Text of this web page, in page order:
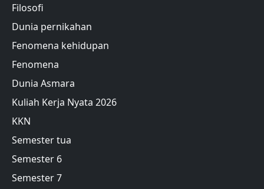
Filosofi
Dunia pernikahan
Fenomena kehidupan
Fenomena
Dunia Asmara
Kuliah Kerja Nyata 2026
KKN
Semester tua
Semester 6
Semester 7